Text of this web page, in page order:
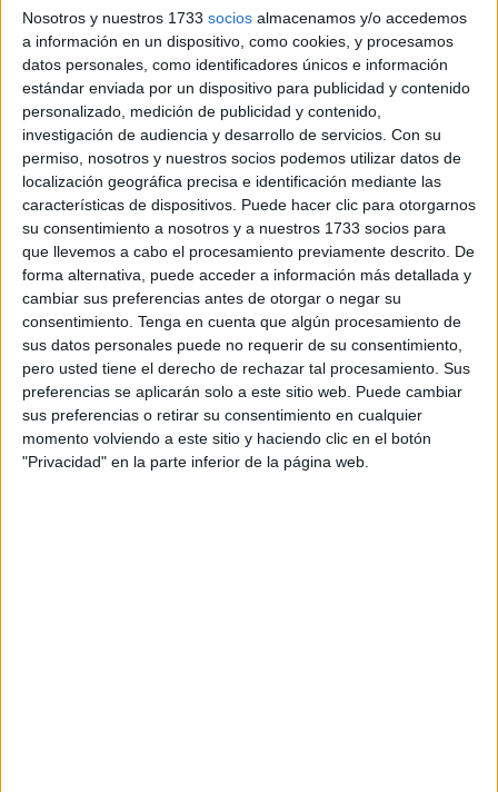
Nosotros y nuestros 1733 socios almacenamos y/o accedemos
a información en un dispositivo, como cookies, y procesamos
datos personales, como identificadores únicos e información
estándar enviada por un dispositivo para publicidad y contenido
personalizado, medición de publicidad y contenido,
investigación de audiencia y desarrollo de servicios. Con su
permiso, nosotros y nuestros socios podemos utilizar datos de
localización geográfica precisa e identificación mediante las
características de dispositivos. Puede hacer clic para otorgarnos
su consentimiento a nosotros y a nuestros 1733 socios para
que llevemos a cabo el procesamiento previamente descrito. De
forma alternativa, puede acceder a información más detallada y
cambiar sus preferencias antes de otorgar o negar su
consentimiento. Tenga en cuenta que algún procesamiento de
sus datos personales puede no requerir de su consentimiento,
pero usted tiene el derecho de rechazar tal procesamiento. Sus
preferencias se aplicarán solo a este sitio web. Puede cambiar
sus preferencias o retirar su consentimiento en cualquier
momento volviendo a este sitio y haciendo clic en el botón
"Privacidad" en la parte inferior de la página web.
Imágenes cedidas
El consejero de Sanidad, Consumo y Gobernación
Ceuta, Alberto Gaitán, y el presidente de laAsociación
Acción por la Visión Infantil(AVI), Javier Garnica, se han
reunido este miércoles y han renovado el convenio de
colaboración por el que se desarrolla el programa de
salud visual infantil.
Se trata de una iniciativa mediante la cual es posible la
detección temprana de problemas de vista y a su vez la
prevención de la ambliopía “mediante la realización, de
forma protocolizada, de pruebas de agudeza visual en
niños de corta edad y que se lleva a caboen todos los
centros escolares”.